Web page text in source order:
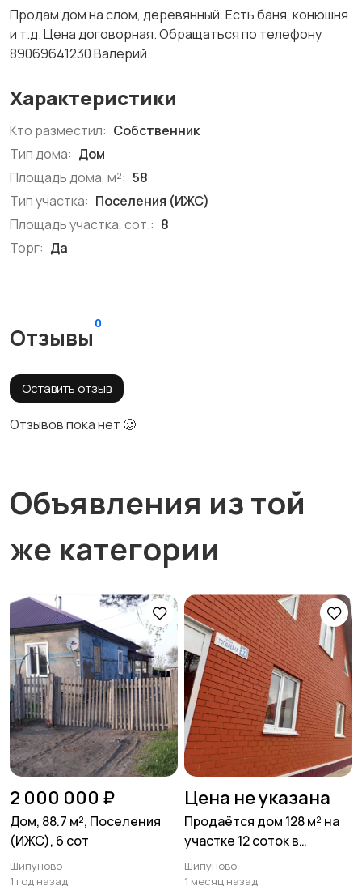
Продам дом на слом, деревянный. Есть баня, конюшня
и т.д. Цена договорная. Обращаться по телефону
89069641230 Валерий
Характеристики
Кто разместил: Собственник
Тип дома: Дом
Площадь дома, м²: 58
Тип участка: Поселения (ИЖС)
Площадь участка, сот.: 8
Торг: Да
Отзывы
0
Оставить отзыв
Отзывов пока нет 🥴
Объявления из той
же категории
2 000 000 ₽
Дом, 88.7 м², Поселения
(ИЖС), 6 сот
Шипуново
1 год назад
Цена не указана
Продаётся дом 128 м² на
участке 12 соток в
Шипуново
Шипуново
1 месяц назад